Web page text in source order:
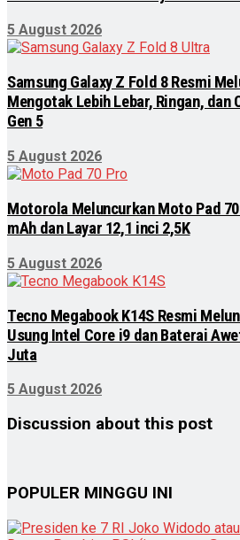
5 August 2026
Samsung Galaxy Z Fold 8 Resmi
Mengotak Lebih Lebar, Ringan, dan
Gen 5
5 August 2026
Motorola Meluncurkan Moto Pad
mAh dan Layar 12,1 inci 2,5K
5 August 2026
Tecno Megabook K14S Resmi
Usung Intel Core i9 dan Baterai
Juta
5 August 2026
Discussion about this post
POPULER MINGGU INI